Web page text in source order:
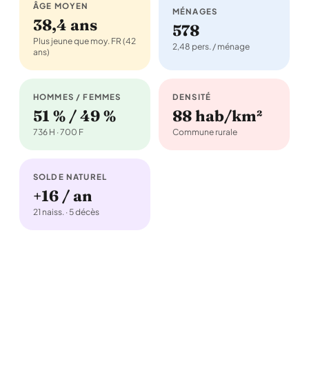
ÂGE MOYEN
38,4 ans
Plus jeune que moy. FR (42
ans)
MÉNAGES
578
2,48 pers. / ménage
HOMMES / FEMMES
51 % / 49 %
736 H · 700 F
DENSITÉ
88 hab/km²
Commune rurale
SOLDE NATUREL
+16 / an
21 naiss. · 5 décès